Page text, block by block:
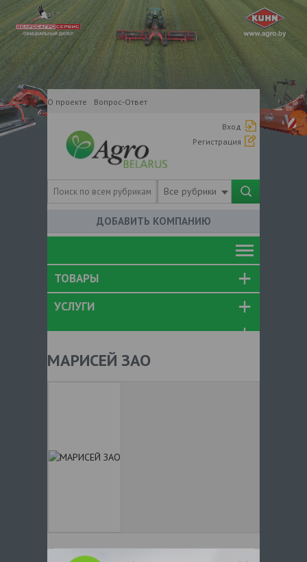
О проекте Вопрос-Ответ
Вход
Регистрация
Все рубрики
ДОБАВИТЬ КОМПАНИЮ
ТОВАРЫ
УСЛУГИ
МАРИСЕЙ ЗАО